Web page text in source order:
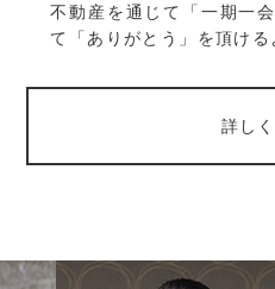
不動産を通じて「一期一
て「ありがとう」を頂ける
詳し